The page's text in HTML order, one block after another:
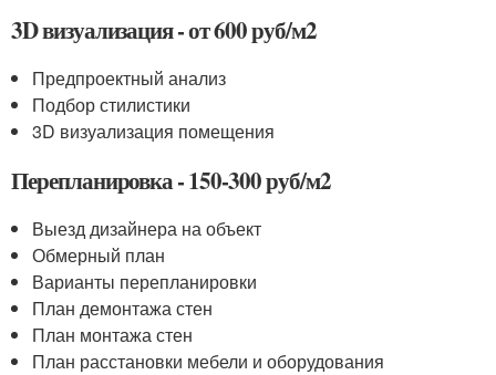
3D визуализация - от 600 руб/м2
Предпроектный анализ
Подбор стилистики
3D визуализация помещения
Перепланировка - 150-300 руб/м2
Выезд дизайнера на объект
Обмерный план
Варианты перепланировки
План демонтажа стен
План монтажа стен
План расстановки мебели и оборудования